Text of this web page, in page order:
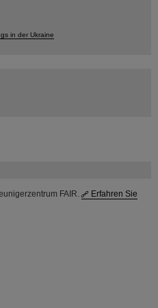
FAIR.
Erfahren Sie
in der Ukraine